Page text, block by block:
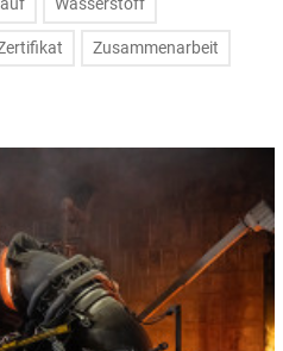
Wasserstoff
Zusammenarbeit